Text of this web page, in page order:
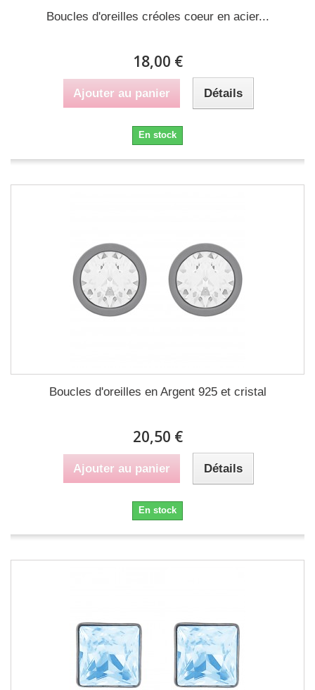
Boucles d'oreilles créoles coeur en acier...
18,00 €
Ajouter au panier Détails
En stock
Boucles d'oreilles en Argent 925 et cristal
20,50 €
Ajouter au panier Détails
En stock